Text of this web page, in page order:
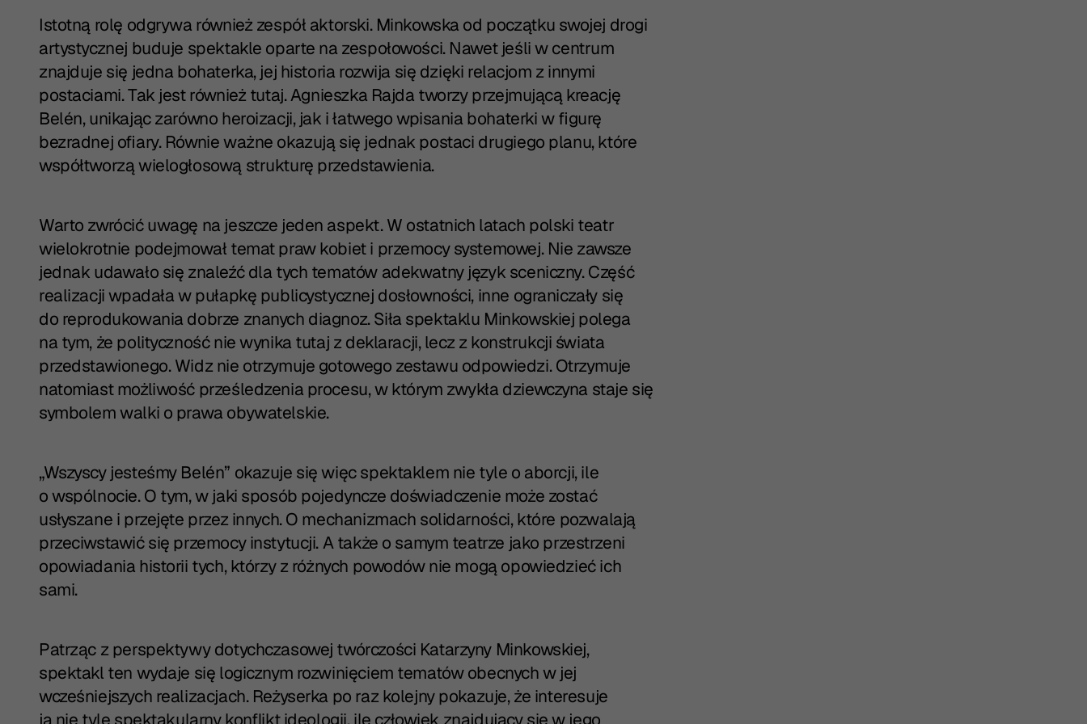
Istotną rolę odgrywa również zespół aktorski. Minkowska od początku swojej drogi
artystycznej buduje spektakle oparte na zespołowości. Nawet jeśli w centrum
znajduje się jedna bohaterka, jej historia rozwija się dzięki relacjom z innymi
postaciami. Tak jest również tutaj. Agnieszka Rajda tworzy przejmującą kreację
Belén, unikając zarówno heroizacji, jak i łatwego wpisania bohaterki w figurę
bezradnej ofiary. Równie ważne okazują się jednak postaci drugiego planu, które
współtworzą wielogłosową strukturę przedstawienia.
Warto zwrócić uwagę na jeszcze jeden aspekt. W ostatnich latach polski teatr
wielokrotnie podejmował temat praw kobiet i przemocy systemowej. Nie zawsze
jednak udawało się znaleźć dla tych tematów adekwatny język sceniczny. Część
realizacji wpadała w pułapkę publicystycznej dosłowności, inne ograniczały się
do reprodukowania dobrze znanych diagnoz. Siła spektaklu Minkowskiej polega
na tym, że polityczność nie wynika tutaj z deklaracji, lecz z konstrukcji świata
przedstawionego. Widz nie otrzymuje gotowego zestawu odpowiedzi. Otrzymuje
natomiast możliwość prześledzenia procesu, w którym zwykła dziewczyna staje się
symbolem walki o prawa obywatelskie.
„Wszyscy jesteśmy Belén” okazuje się więc spektaklem nie tyle o aborcji, ile
o wspólnocie. O tym, w jaki sposób pojedyncze doświadczenie może zostać
usłyszane i przejęte przez innych. O mechanizmach solidarności, które pozwalają
przeciwstawić się przemocy instytucji. A także o samym teatrze jako przestrzeni
opowiadania historii tych, którzy z różnych powodów nie mogą opowiedzieć ich
sami.
Patrząc z perspektywy dotychczasowej twórczości Katarzyny Minkowskiej,
spektakl ten wydaje się logicznym rozwinięciem tematów obecnych w jej
wcześniejszych realizacjach. Reżyserka po raz kolejny pokazuje, że interesuje
ją nie tyle spektakularny konflikt ideologii, ile człowiek znajdujący się w jego